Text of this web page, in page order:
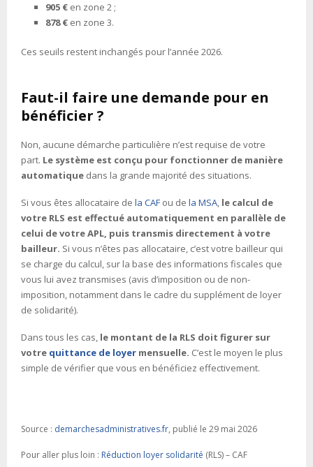
905 € en zone 2 ;
878 € en zone 3.
Ces seuils restent inchangés pour l’année 2026.
Faut-il faire une demande pour en
bénéficier ?
Non, aucune démarche particulière n’est requise de votre
part. Le système est conçu pour fonctionner de manière
automatique dans la grande majorité des situations.
Si vous êtes allocataire de la CAF ou de la MSA, le calcul de
votre RLS est effectué automatiquement en parallèle de
celui de votre APL, puis transmis directement à votre
bailleur. Si vous n’êtes pas allocataire, c’est votre bailleur qui
se charge du calcul, sur la base des informations fiscales que
vous lui avez transmises (avis d’imposition ou de non-
imposition, notamment dans le cadre du supplément de loyer
de solidarité).
Dans tous les cas, le montant de la RLS doit figurer sur
votre quittance de loyer mensuelle. C’est le moyen le plus
simple de vérifier que vous en bénéficiez effectivement.
Source : demarchesadministratives.fr, publié le 29 mai 2026
Pour aller plus loin : Réduction loyer solidarité (RLS) – CAF